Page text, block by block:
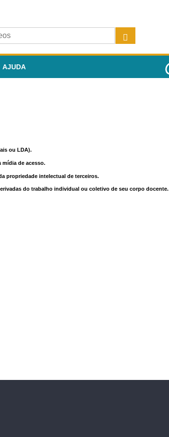
AJUDA
ou LDA).
de acesso.
propriedade intelectual de terceiros.
do trabalho individual ou coletivo de seu corpo docente.